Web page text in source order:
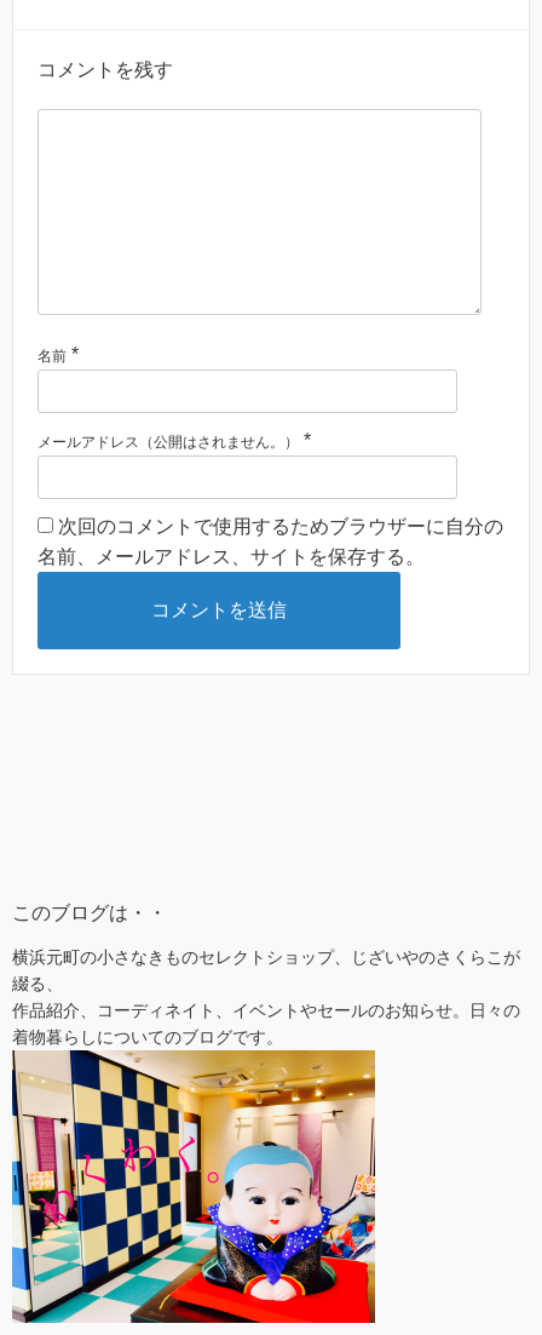
コメントを残す
名前 *
メールアドレス（公開はされません。） *
次回のコメントで使用するためブラウザーに自分の
名前、メールアドレス、サイトを保存する。
このブログは・・
横浜元町の小さなきものセレクトショップ、じざいやのさくらこが
綴る、
作品紹介、コーディネイト、イベントやセールのお知らせ。日々の
着物暮らしについてのブログです。